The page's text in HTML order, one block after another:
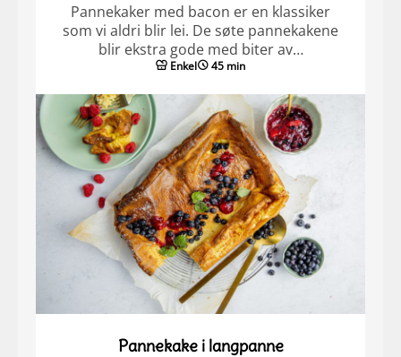
Pannekaker med bacon er en klassiker
som vi aldri blir lei. De søte pannekakene
blir ekstra gode med biter av…
Enkel 45 min
Pannekake i langpanne